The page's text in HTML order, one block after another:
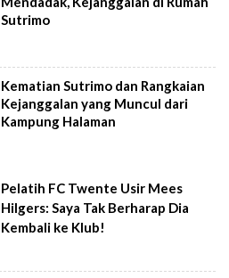
Sutrimo
Kematian Sutrimo dan Rangkaian
Kejanggalan yang Muncul dari
Kampung Halaman
Pelatih FC Twente Usir Mees
Hilgers: Saya Tak Berharap Dia
Kembali ke Klub!